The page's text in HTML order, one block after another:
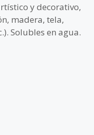
y decorativo,
madera, tela,
Solubles en agua.